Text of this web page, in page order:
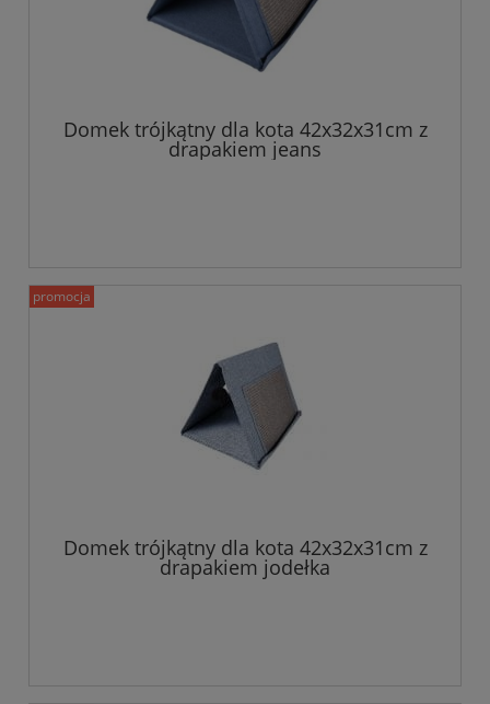
Domek trójkątny dla kota 42x32x31cm z
drapakiem jeans
Domek trójkątny dla kota 42x32x31cm z
drapakiem jodełka
promocja